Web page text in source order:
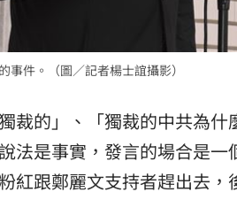
件。（圖／記者楊士誼攝影）
裁的」、「獨裁的中共為
法是事實，發言的場合是一
紅跟鄭麗文支持者趕出去